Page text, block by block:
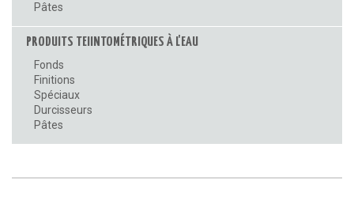
Pâtes
PRODUITS TEIINTOMÉTRIQUES À L'EAU
Fonds
Finitions
Spéciaux
Durcisseurs
Pâtes